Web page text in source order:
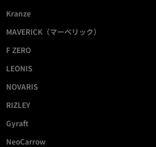
Kranze
MAVERICK（マーベリック）
F ZERO
LEONIS
NOVARIS
RIZLEY
Gyraft
NeoCarrow